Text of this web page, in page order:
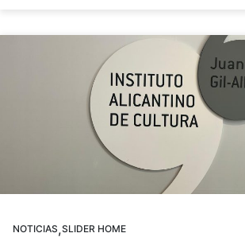
NOTICIAS,SLIDER HOME